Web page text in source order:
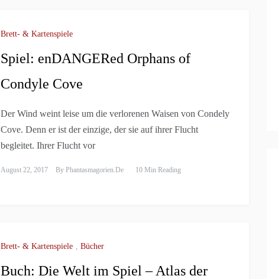
Brett- & Kartenspiele
Spiel: enDANGERed Orphans of
Condyle Cove
Der Wind weint leise um die verlorenen Waisen von Condely
Cove. Denn er ist der einzige, der sie auf ihrer Flucht
begleitet. Ihrer Flucht vor
August 22, 2017 By Phantasmagorien.de 10 Min Reading
Brett- & Kartenspiele Bücher
Buch: Die Welt im Spiel – Atlas der